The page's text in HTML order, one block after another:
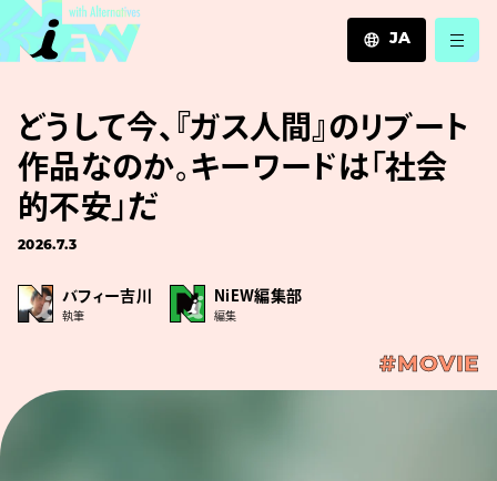
JA
EN
ZH
どうして今、『ガス人間』のリブート
作品なのか。キーワードは「社会
的不安」だ
2026.7.3
バフィー吉川
執筆
NiEW編集部
編集
#MOVIE